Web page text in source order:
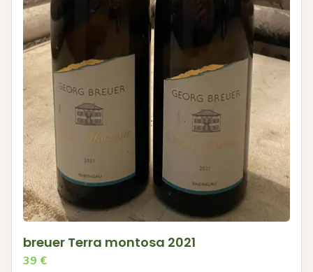
breuer Terra montosa 2021
39 €